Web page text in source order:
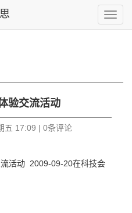
Toggle
验交流活动
五 17:09 | 0条评论
流活动 2009-09-20在科技会